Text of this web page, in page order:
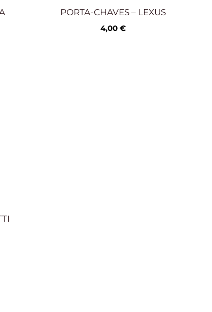
PORTA-CHAVES – LEXUS
4,00€